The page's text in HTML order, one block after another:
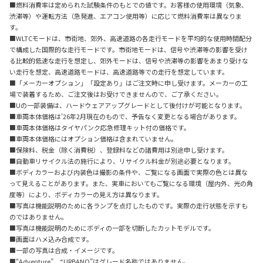
■燃料消費率は定められた試験条件のもとでの値です。お客様の使用環境（気象、
渋滞等）や運転方法（急発進、エアコン使用等）に応じて燃料消費率は異なりま
す。
■WLTCモードは、市街地、郊外、高速道路の各走行モードを平均的な使用時間配分
で構成した国際的な走行モードです。市街地モードは、信号や渋滞等の影響を受け
る比較的低速な走行を想定し、郊外モードは、信号や渋滞等の影響をあまり受けな
い走行を想定、高速道路モードは、高速道路等での走行を想定しています。
■「メーカーオプション」「設定あり」はご注文時に申し受けます。メーカーの工
場で装着するため、ご注文後はお受けできませんので、ご了承ください。
■Uの一部装備は、ハードウェアアップグレードとして後付けが可能となります。
■車両本体価格は'26年2月現在のもので、予告なく変更となる場合があります。
■車両本体価格はタイヤパンク応急修理キット付の価格です。
■車両本体価格にはオプション価格は含まれていません。
■保険料、税金（除く消費税）、登録料などの諸費用は別途申し受けます。
■自動車リサイクル法の施行により、リサイクル料金が別途必要となります。
■ボディカラーおよび内装色は撮影の条件や、ご覧になる画面で実際の色とは異な
って見えることがあります。また、実車においてもご覧になる環境（屋内外、光の角
度等）により、ボディカラーの見え方は異なります。
■写真は機能説明のために各ランプを点灯したものです。実際の走行状態を示すも
のではありません。
■写真は機能説明のためにボディの一部を切断したカットモデルです。
■画面はハメ込み合成です。
■一部の写真は合成・イメージです。
■“Adventure”、“URBANO”はグレード名称ではありません。